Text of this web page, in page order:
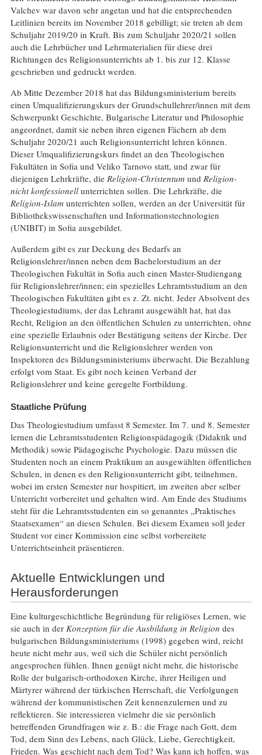
Valchev war davon sehr angetan und hat die entsprechenden
Leitlinien bereits im November 2018 gebilligt; sie treten ab dem
Schuljahr 2019/20 in Kraft. Bis zum Schuljahr 2020/21 sollen
auch die Lehrbücher und Lehrmaterialien für diese drei
Richtungen des Religionsunterrichts ab 1. bis zur 12. Klasse
geschrieben und gedruckt werden.
Ab Mitte Dezember 2018 hat das Bildungsministerium bereits
einen Umqualifizierungskurs der Grundschullehrer/innen mit dem
Schwerpunkt Geschichte, Bulgarische Literatur und Philosophie
angeordnet, damit sie neben ihren eigenen Fächern ab dem
Schuljahr 2020/21 auch Religionsunterricht lehren können.
Dieser Umqualifizierungskurs findet an den Theologischen
Fakultäten in Sofia und Veliko Tarnovo statt, und zwar für
diejenigen Lehrkräfte, die Religion-Christentumund Religion-
nicht konfessionellunterrichten sollen. Die Lehrkräfte, die
Religion-Islamunterrichten sollen, werden an der Universität für
Bibliothekswissenschaften und Informationstechnologien
(UNIBIT) in Sofia ausgebildet.
Außerdem gibt es zur Deckung des Bedarfs an
Religionslehrer/innen neben dem Bachelorstudium an der
Theologischen Fakultät in Sofia auch einen Master-Studiengang
für Religionslehrer/innen; ein spezielles Lehramtsstudium an den
Theologischen Fakultäten gibt es z. Zt. nicht. Jeder Absolvent des
Theologiestudiums, der das Lehramt ausgewählt hat, hat das
Recht, Religion an den öffentlichen Schulen zu unterrichten, ohne
eine spezielle Erlaubnis oder Bestätigung seitens der Kirche. Der
Religionsunterricht und die Religionslehrer werden von
Inspektoren des Bildungsministeriums überwacht. Die Bezahlung
erfolgt vom Staat. Es gibt noch keinen Verband der
Religionslehrer und keine geregelte Fortbildung.
Staatliche Prüfung
Das Theologiestudium umfasst 8 Semester. Im 7. und 8. Semester
lernen die Lehramtsstudenten Religionspädagogik (Didaktik und
Methodik) sowie Pädagogische Psychologie. Dazu müssen die
Studenten noch an einem Praktikum an ausgewählten öffentlichen
Schulen, in denen es den Religionsunterricht gibt, teilnehmen,
wobei im ersten Semester nur hospitiert, im zweiten aber selber
Unterricht vorbereitet und gehalten wird. Am Ende des Studiums
steht für die Lehramtsstudenten ein so genanntes „Praktisches
Staatsexamen“ an diesen Schulen. Bei diesem Examen soll jeder
Student vor einer Kommission eine selbst vorbereitete
Unterrichtseinheit präsentieren.
Aktuelle Entwicklungen und
Herausforderungen
Eine kulturgeschichtliche Begründung für religiöses Lernen, wie
sie auch in der Konzeption für die Ausbildung in Religion des
bulgarischen Bildungsministeriums (1998) gegeben wird, reicht
heute nicht mehr aus, weil sich die Schüler nicht persönlich
angesprochen fühlen. Ihnen genügt nicht mehr, die historische
Rolle der bulgarisch-orthodoxen Kirche, ihrer Heiligen und
Märtyrer während der türkischen Herrschaft, die Verfolgungen
während der kommunistischen Zeit kennenzulernen und zu
reflektieren. Sie interessieren vielmehr die sie persönlich
betreffenden Grundfragen wie z. B.: die Frage nach Gott, dem
Tod, dem Sinn des Lebens, nach Glück, Liebe, Gerechtigkeit,
Frieden. Was geschieht nach dem Tod? Was kann ich hoffen, was